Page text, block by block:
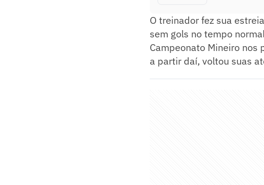
O treinador fez sua
sem gols no tempo
Campeonato Mineiro nos
a partir daí, voltou suas